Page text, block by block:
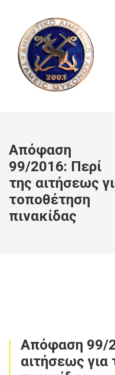
Απόφαση
99/2016: Περί
της αιτήσεως
τοποθέτηση
πινακίδας
Απόφαση 99/
αιτήσεως